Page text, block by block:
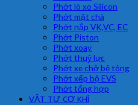
Phớt lò xo Silicon
Phớt mặt chà
Phớt nắp VK,VC, EC
Phớt Piston
Phớt xoay
Phớt thuỷ lực
Phớt xe chở bê tông
Phớt xếp bộ EVS
Phớt tổng hợp
VẬT TƯ CƠ KHÍ